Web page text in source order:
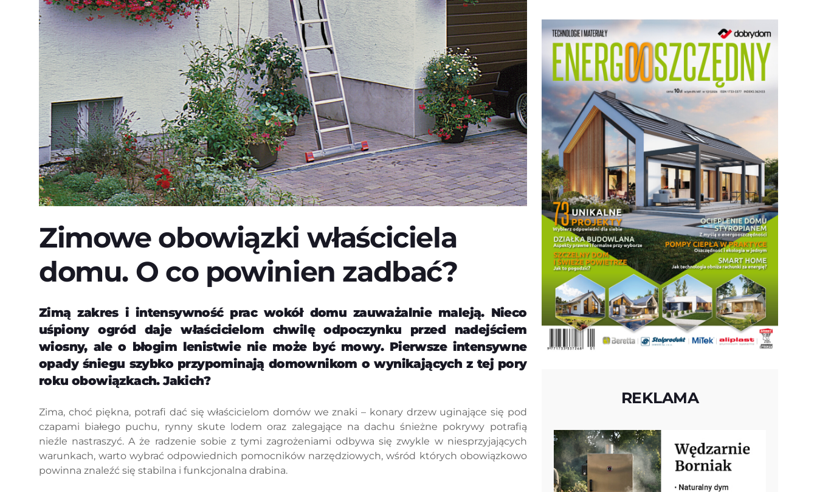
Zimowe obowiązki właściciela
domu. O co powinien zadbać?
Zimą zakres i intensywność prac wokół domu zauważalnie maleją. Nieco
uśpiony ogród daje właścicielom chwilę odpoczynku przed nadejściem
wiosny, ale o błogim lenistwie nie może być mowy. Pierwsze intensywne
opady śniegu szybko przypominają domownikom o wynikających z tej pory
roku obowiązkach. Jakich?
Zima, choć piękna, potrafi dać się właścicielom domów we znaki – konary drzew uginające się pod
czapami białego puchu, rynny skute lodem oraz zalegające na dachu śnieżne pokrywy potrafią
nieźle nastraszyć. A że radzenie sobie z tymi zagrożeniami odbywa się zwykle w niesprzyjających
warunkach, warto wybrać odpowiednich pomocników narzędziowych, wśród których obowiązkowo
powinna znaleźć się stabilna i funkcjonalna drabina.
REKLAMA